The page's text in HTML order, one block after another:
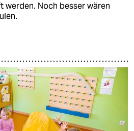
werden. Noch besser wären